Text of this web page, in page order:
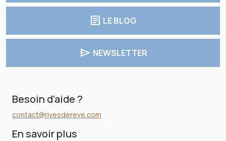
article LE BLOG
send NEWSLETTER
Besoin d'aide ?
contact@rivesdereve.com
En savoir plus